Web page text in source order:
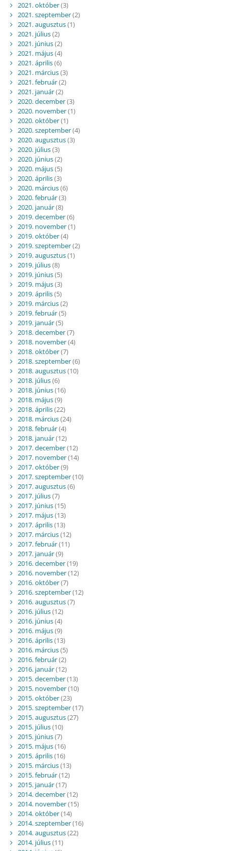
2021. október(3)
2021. szeptember(2)
2021. augusztus(1)
2021. július(2)
2021. június(2)
2021. május(4)
2021. április(6)
2021. március(3)
2021. február(2)
2021. január(2)
2020. december(3)
2020. november(1)
2020. október(1)
2020. szeptember(4)
2020. augusztus(3)
2020. július(3)
2020. június(2)
2020. május(5)
2020. április(3)
2020. március(6)
2020. február(3)
2020. január(8)
2019. december(6)
2019. november(1)
2019. október(4)
2019. szeptember(2)
2019. augusztus(1)
2019. július(8)
2019. június(5)
2019. május(3)
2019. április(5)
2019. március(2)
2019. február(5)
2019. január(5)
2018. december(7)
2018. november(4)
2018. október(7)
2018. szeptember(6)
2018. augusztus(10)
2018. július(6)
2018. június(16)
2018. május(9)
2018. április(22)
2018. március(24)
2018. február(4)
2018. január(12)
2017. december(12)
2017. november(14)
2017. október(9)
2017. szeptember(10)
2017. augusztus(6)
2017. július(7)
2017. június(15)
2017. május(13)
2017. április(13)
2017. március(12)
2017. február(11)
2017. január(9)
2016. december(19)
2016. november(12)
2016. október(7)
2016. szeptember(12)
2016. augusztus(7)
2016. július(12)
2016. június(4)
2016. május(9)
2016. április(13)
2016. március(5)
2016. február(2)
2016. január(12)
2015. december(13)
2015. november(10)
2015. október(23)
2015. szeptember(17)
2015. augusztus(27)
2015. július(10)
2015. június(7)
2015. május(16)
2015. április(16)
2015. március(13)
2015. február(12)
2015. január(17)
2014. december(12)
2014. november(15)
2014. október(14)
2014. szeptember(16)
2014. augusztus(22)
2014. július(11)